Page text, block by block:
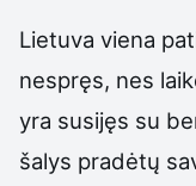
Lietuva viena
nespręs, nes
yra susijęs su
šalys pradėtų